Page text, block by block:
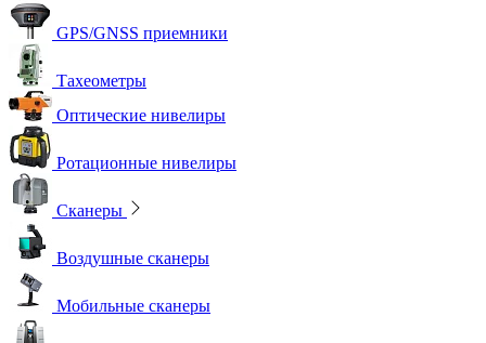
GPS/GNSS приемники
Тахеометры
Оптические нивелиры
Ротационные нивелиры
Сканеры
Воздушные сканеры
Мобильные сканеры